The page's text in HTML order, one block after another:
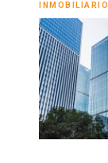
INMOBILIARIO